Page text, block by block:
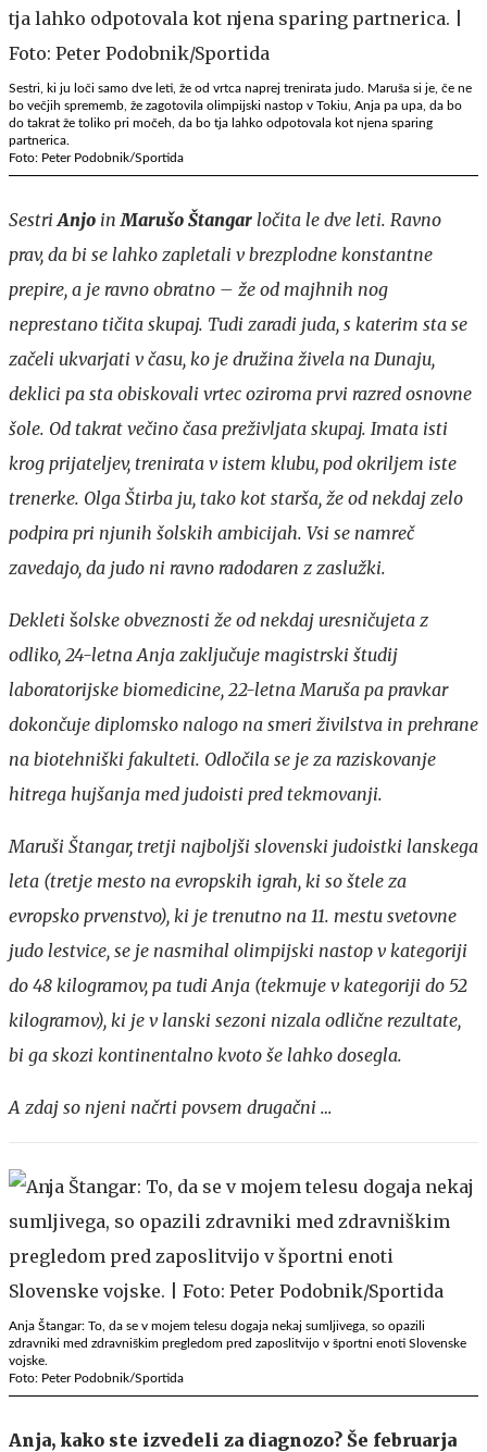
Sestri, ki ju loči samo dve leti, že od vrtca naprej trenirata judo. Maruša si je, če ne
bo večjih sprememb, že zagotovila olimpijski nastop v Tokiu, Anja pa upa, da bo
do takrat že toliko pri močeh, da bo tja lahko odpotovala kot njena sparing
partnerica.
Foto: Peter Podobnik/Sportida
Sestri Anjo in Marušo Štangar ločita le dve leti. Ravno
prav, da bi se lahko zapletali v brezplodne konstantne
prepire, a je ravno obratno – že od majhnih nog
neprestano tičita skupaj. Tudi zaradi juda, s katerim sta se
začeli ukvarjati v času, ko je družina živela na Dunaju,
deklici pa sta obiskovali vrtec oziroma prvi razred osnovne
šole. Od takrat večino časa preživljata skupaj. Imata isti
krog prijateljev, trenirata v istem klubu, pod okriljem iste
trenerke. Olga Štirba ju, tako kot starša, že od nekdaj zelo
podpira pri njunih šolskih ambicijah. Vsi se namreč
zavedajo, da judo ni ravno radodaren z zaslužki.
Dekleti šolske obveznosti že od nekdaj uresničujeta z
odliko, 24-letna Anja zaključuje magistrski študij
laboratorijske biomedicine, 22-letna Maruša pa pravkar
dokončuje diplomsko nalogo na smeri živilstva in prehrane
na biotehniški fakulteti. Odločila se je za raziskovanje
hitrega hujšanja med judoisti pred tekmovanji.
Maruši Štangar, tretji najboljši slovenski judoistki lanskega
leta (tretje mesto na evropskih igrah, ki so štele za
evropsko prvenstvo), ki je trenutno na 11. mestu svetovne
judo lestvice, se je nasmihal olimpijski nastop v kategoriji
do 48 kilogramov, pa tudi Anja (tekmuje v kategoriji do 52
kilogramov), ki je v lanski sezoni nizala odlične rezultate,
bi ga skozi kontinentalno kvoto še lahko dosegla.
A zdaj so njeni načrti povsem drugačni …
Anja Štangar: To, da se v mojem telesu dogaja nekaj sumljivega, so opazili
zdravniki med zdravniškim pregledom pred zaposlitvijo v športni enoti Slovenske
vojske.
Foto: Peter Podobnik/Sportida
Anja, kako ste izvedeli za diagnozo? Še februarja